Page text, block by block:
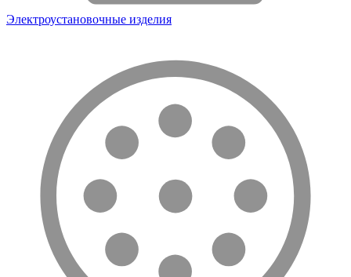
Электроустановочные изделия